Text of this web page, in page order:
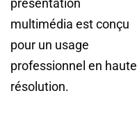
présentation
multimédia est conçu
pour un usage
professionnel en haute
résolution.